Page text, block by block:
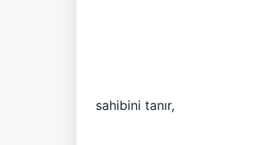
sahibini tanır,